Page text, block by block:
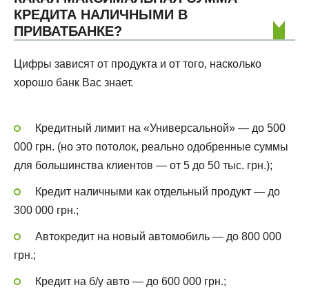
КРЕДИТА НАЛИЧНЫМИ В
ПРИВАТБАНКЕ?
Цифры зависят от продукта и от того, насколько
хорошо банк Вас знает.
Кредитный лимит на «Универсальной» — до 500
000 грн. (но это потолок, реально одобренные суммы
для большинства клиентов — от 5 до 50 тыс. грн.);
Кредит наличными как отдельный продукт — до
300 000 грн.;
Автокредит на новый автомобиль — до 800 000
грн.;
Кредит на б/у авто — до 600 000 грн.;